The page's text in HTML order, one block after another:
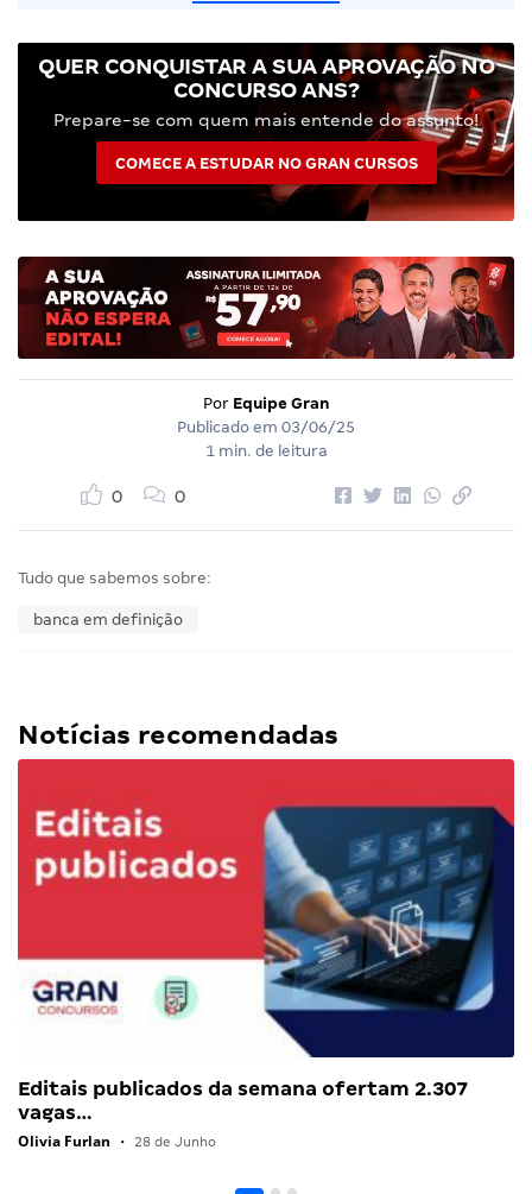
QUER CONQUISTAR A SUA APROVAÇÃO NO
CONCURSO ANS?
Prepare-se com quem mais entende do assunto!
COMECE A ESTUDAR NO GRAN CURSOS
Por Equipe Gran
Publicado em 03/06/25
1 min. de leitura
0 0
Tudo que sabemos sobre:
banca em definição
Notícias recomendadas
Editais publicados da semana ofertam 2.307
vagas…
Olivia Furlan • 28 de Junho